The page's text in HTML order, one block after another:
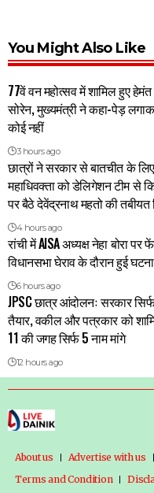
You Might Also Like
77वें वन महोत्सव में शामिल हुए
सोरेन, मुख्यमंत्री ने कहा-पेड़
कोई नहीं
3 hours ago
छात्रों ने सरकार से बातचीत के
महाधिवक्ता को डेलिगेशन टीम से
पर बैठे देवेंद्रनाथ महतो की तबीयत
4 hours ago
रांची में AISA अध्यक्ष नेहा बोरा पर
विधानसभा घेराव के दौरान हुई
6 hours ago
JPSC छात्र आंदोलनः सरकार
तैयार, वकील और पत्रकार को
11 की जगह सिर्फ 5 नाम मांगे
12 hours ago
About us Advertise with us
Terms and Condition